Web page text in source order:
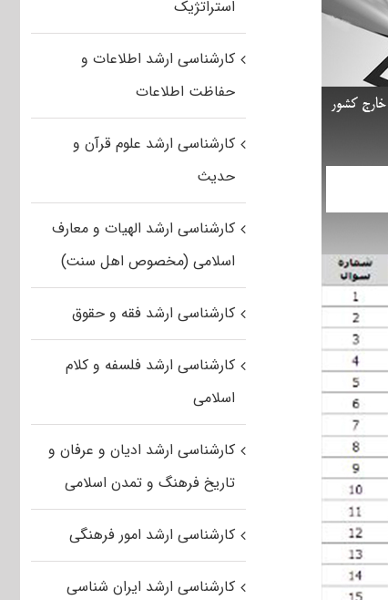
استراتژیک
کارشناسی ارشد اطلاعات و
حفاظت اطلاعات
کارشناسی ارشد علوم قرآن و
حدیث
کارشناسی ارشد الهیات و معارف
اسلامی (مخصوص اهل سنت)
کارشناسی ارشد فقه و حقوق
کارشناسی ارشد فلسفه و کلام
اسلامی
کارشناسی ارشد ادیان و عرفان و
تاریخ فرهنگ و تمدن اسلامی
کارشناسی ارشد امور فرهنگی
کارشناسی ارشد ایران شناسی